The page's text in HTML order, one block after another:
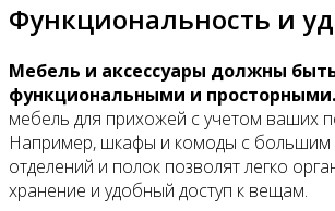
Функциональность и
Мебель и аксессуары должны
функциональными и просторными.
мебель для прихожей с учетом ваших
Например, шкафы и комоды с большим
отделений и полок позволят легко
хранение и удобный доступ к вещам.